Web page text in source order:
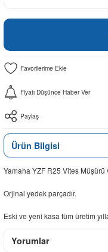
Fiyatı Düşünce Haber Ver
Paylaş
Ürün Bilgisi
Yamaha YZF R25 Vites
Orjinal yedek parçadır.
Eski ve yeni kasa tüm üretim
Yorumlar